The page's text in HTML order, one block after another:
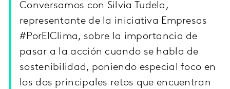
Conversamos con Silvia Tudela,
representante de la iniciativa Empresas
#PorElClima, sobre la importancia de
pasar a la acción cuando se habla de
sostenibilidad, poniendo especial foco en
los dos principales retos que encuentran